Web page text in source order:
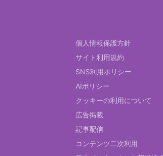
個人情報保護方針
サイト利用規約
SNS利用ポリシー
AIポリシー
クッキーの利用について
広告掲載
記事配信
コンテンツ二次利用